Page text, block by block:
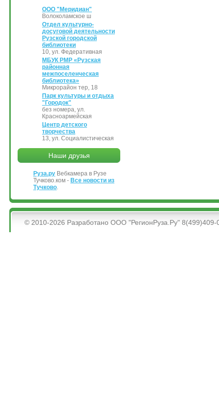
ООО "Меридиан"
Волоколамское ш
Отдел культурно-
досуговой деятельности
Рузской городской
библиотеки
10, ул. Федеративная
МБУК РМР «Рузская
районная
межпоселенческая
библиотека»
Микрорайон тер, 18
Парк культуры и отдыха
"Городок"
без номера, ул.
Красноармейская
Центр детского
творчества
13, ул. Социалистическая
Наши друзья
Руза.ру Вебкамера в Рузе
Тучково.ком - Все новости из
Тучково.
&bsps;
© 2010-2026 Разработано ООО "РегионРуза.Ру" 8(499)409-